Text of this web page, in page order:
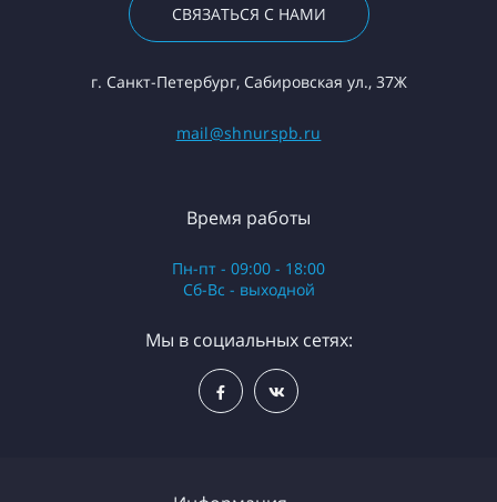
СВЯЗАТЬСЯ С НАМИ
г. Санкт-Петербург, Сабировская ул., 37Ж
mail@shnurspb.ru
Время работы
Пн-пт - 09:00 - 18:00
Сб-Вс - выходной
Мы в социальных сетях: